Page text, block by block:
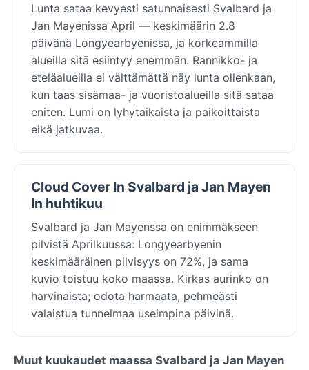
Lunta sataa kevyesti satunnaisesti Svalbard ja
Jan Mayenissa April — keskimäärin 2.8
päivänä Longyearbyenissa, ja korkeammilla
alueilla sitä esiintyy enemmän. Rannikko- ja
eteläalueilla ei välttämättä näy lunta ollenkaan,
kun taas sisämaa- ja vuoristoalueilla sitä sataa
eniten. Lumi on lyhytaikaista ja paikoittaista
eikä jatkuvaa.
Cloud Cover In Svalbard ja Jan Mayen
In huhtikuu
Svalbard ja Jan Mayenssa on enimmäkseen
pilvistä Aprilkuussa: Longyearbyenin
keskimääräinen pilvisyys on 72%, ja sama
kuvio toistuu koko maassa. Kirkas aurinko on
harvinaista; odota harmaata, pehmeästi
valaistua tunnelmaa useimpina päivinä.
Muut kuukaudet maassa Svalbard ja Jan Mayen